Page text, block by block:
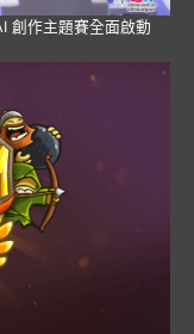
創作主題賽全面啟動